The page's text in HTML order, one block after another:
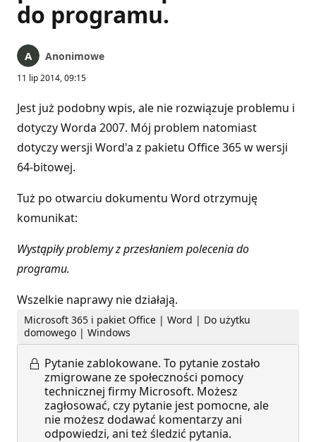
do programu.
Anonimowe
11 lip 2014, 09:15
Jest już podobny wpis, ale nie rozwiązuje problemu i
dotyczy Worda 2007. Mój problem natomiast
dotyczy wersji Word'a z pakietu Office 365 w wersji
64-bitowej.
Tuż po otwarciu dokumentu Word otrzymuję
komunikat:
Wystąpiły problemy z przesłaniem polecenia do
programu.
Wszelkie naprawy nie działają.
Microsoft 365 i pakiet Office | Word | Do użytku
domowego | Windows
Pytanie zablokowane. To pytanie zostało
zmigrowane ze społeczności pomocy
technicznej firmy Microsoft. Możesz
zagłosować, czy pytanie jest pomocne, ale
nie możesz dodawać komentarzy ani
odpowiedzi, ani też śledzić pytania.